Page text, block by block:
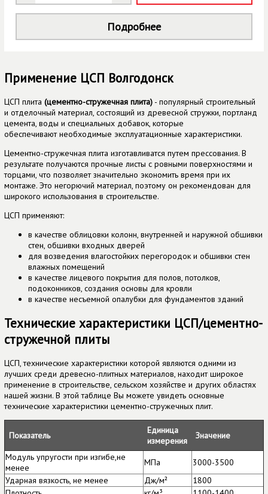
Подробнее
Применение ЦСП Волгодонск
ЦСП плита (цементно-стружечная плита) - популярный строительный
и отделочный материал, состоящий из древесной стружки, портланд
цемента, воды и специальных добавок, которые
обеспечивают необходимые эксплуатационные характеристики.
Цементно-стружечная плита изготавливатся путем прессования. В
результате получаются прочные листы с ровными поверхностями и
торцами, что позволяет значительно экономить время при их
монтаже. Это негорючий материал, поэтому он рекомендован для
широкого использования в строительстве.
ЦСП применяют:
в качестве облицовки колонн, внутренней и наружной обшивки
стен, обшивки входных дверей
для возведения влагостойких перегородок и обшивки стен
влажных помещений
в качестве лицевого покрытия для полов, потолков,
подоконников, создания основы для кровли
в качестве несъемной опалубки для фундаментов зданий
Технические характеристики ЦСП/цементно-
стружечной плиты
ЦСП, технические характеристики которой являются одними из
лучших среди древесно-плитных материалов, находит широкое
применение в строительстве, сельском хозяйстве и других областях
нашей жизни. В этой таблице Вы можете увидеть основные
технические характеристики цементно-стружечных плит.
Показатель
Единица
измерения
Значение
Модуль упругости при изгибе,не
менее
МПа
3000-3500
Ударная вязкость, не менее
Дж/м²
1800